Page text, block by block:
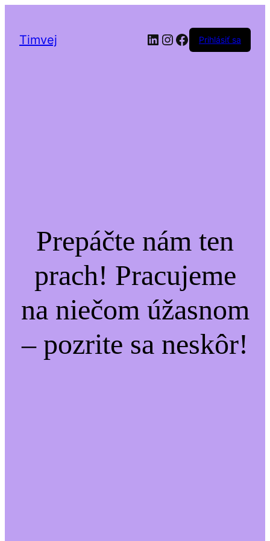
Timvej LinkedIn
Instagram
Facebook
Prihlásiť sa
Prepáčte nám ten
prach! Pracujeme
na niečom úžasnom
– pozrite sa neskôr!